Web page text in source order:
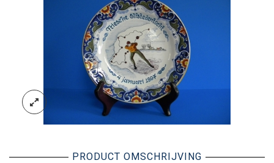
PRODUCT OMSCHRIJVING